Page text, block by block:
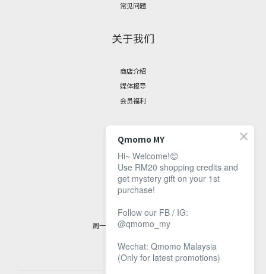
常见问题
关于我们
商店介绍
媒体报导
会员福利
聯絡我們
脸书专页
联繫资讯
客服时间：
周一至周五，9 am 至 5 pm
Qmomo MY
Hi~ Welcome!😊
Use RM20 shopping credits and
get mystery gift on your 1st
purchase!
Follow our FB / IG:
@qmomo_my
Wechat: Qmomo Malaysia
(Only for latest promotions)